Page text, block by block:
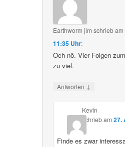
Earthworm jim schriebam
11:35 Uhr:
Och nö. Vier Folgen
zu viel.
Antworten ↓
Kevin
schriebam 27.
Finde es zwar